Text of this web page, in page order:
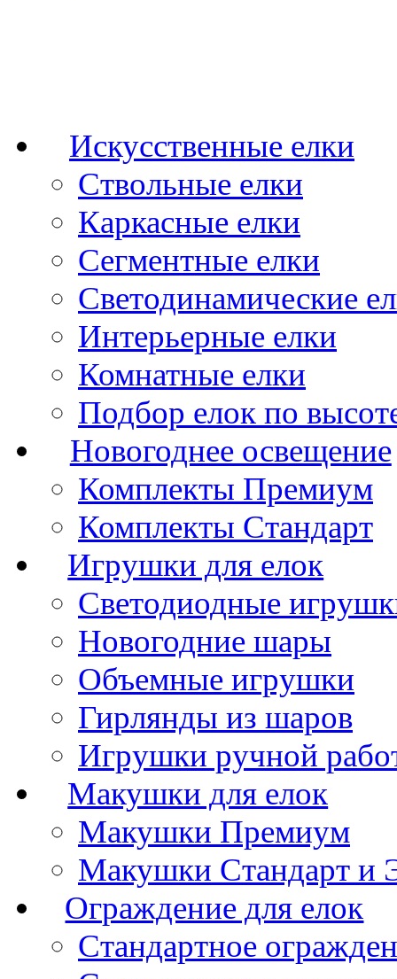
Искусственные елки
Ствольные елки
Каркасные елки
Сегментные елки
Светодинамические
Интерьерные елки
Комнатные елки
Подбор елок по
Новогоднее освещение
Комплекты Премиум
Комплекты Стандарт
Игрушки для елок
Светодиодные
Новогодние шары
Объемные игрушки
Гирлянды из шаров
Игрушки ручной
Макушки для елок
Макушки Премиум
Макушки Стандарт и
Ограждение для елок
Стандартное